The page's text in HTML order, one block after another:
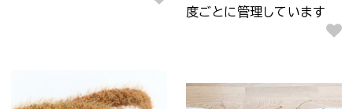
度ごとに管理しています